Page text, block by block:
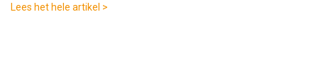
Lees het hele artikel >